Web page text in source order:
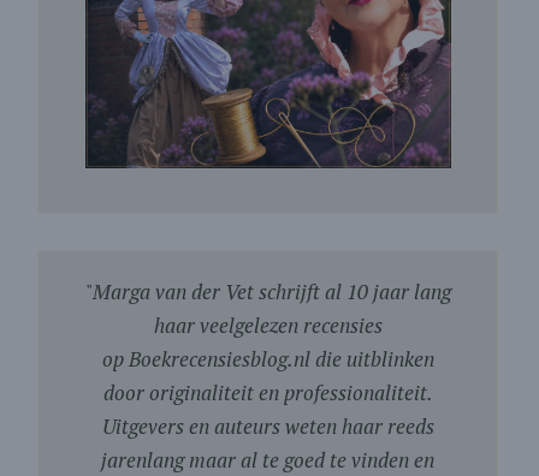
"Marga van der Vet schrijft al 10 jaar lang
haar veelgelezen recensies
op Boekrecensiesblog.nl die uitblinken
door originaliteit en professionaliteit.
Uitgevers en auteurs weten haar reeds
jarenlang maar al te goed te vinden en